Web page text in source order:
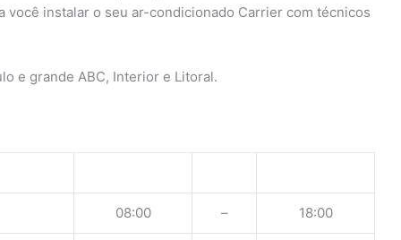
instalar o seu ar-condicionado Carrier com técnicos
e grande ABC, Interior e Litoral.
08:00 – 18:00